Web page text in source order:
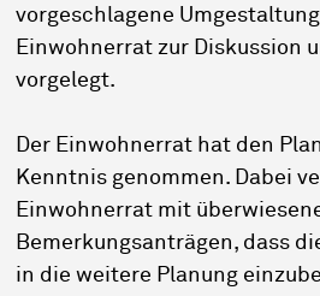
vorgeschlagene
Einwohnerrat zur Diskussion
vorgelegt.
Der Einwohnerrat hat den
Kenntnis genommen. Dabei
Einwohnerrat mit
Bemerkungsanträgen, dass
in die weitere Planung